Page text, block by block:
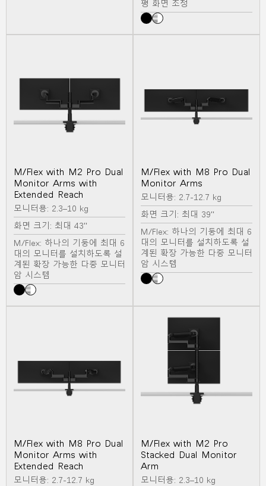
평 화면 조정
M/Flex with M2 Pro Dual
Monitor Arms with
Extended Reach
모니터용: 2.3–10 kg
화면 크기: 최대 43"
M/Flex: 하나의 기둥에 최대 6
대의 모니터를 설치하도록 설
계된 확장 가능한 다중 모니터
암 시스템
M/Flex with M8 Pro Dual
Monitor Arms
모니터용: 2.7-12.7 kg
화면 크기: 최대 39"
M/Flex: 하나의 기둥에 최대 6
대의 모니터를 설치하도록 설
계된 확장 가능한 다중 모니터
암 시스템
M/Flex with M8 Pro Dual
Monitor Arms with
Extended Reach
모니터용: 2.7-12.7 kg
M/Flex with M2 Pro
Stacked Dual Monitor
Arm
모니터용: 2.3–10 kg